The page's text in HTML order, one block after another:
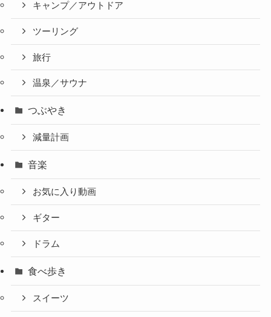
キャンプ／アウトドア
ツーリング
旅行
温泉／サウナ
つぶやき
減量計画
音楽
お気に入り動画
ギター
ドラム
食べ歩き
スイーツ